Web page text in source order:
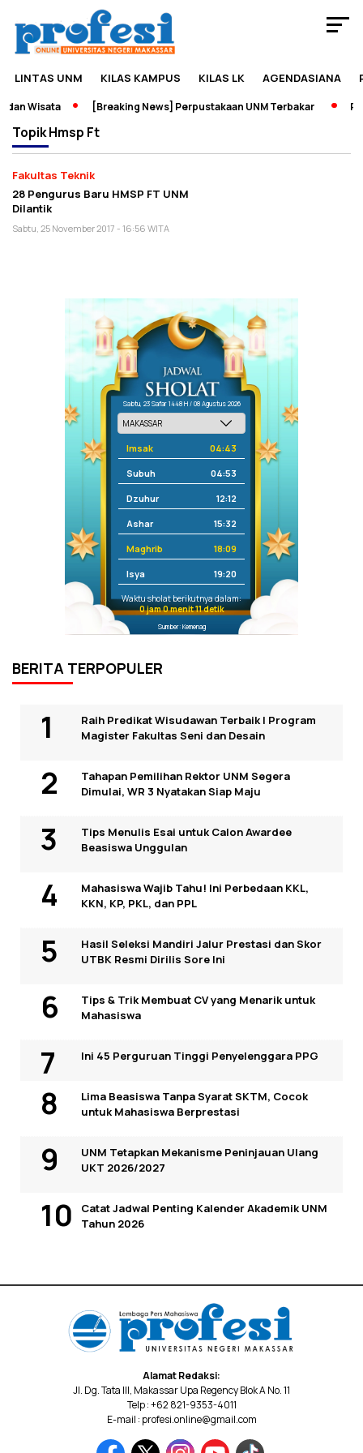
LINTAS UNM KILAS KAMPUS KILAS LK AGENDASIANA
Wisata [Breaking News] Perpustakaan UNM Terbakar
TopikHmsp Ft
Fakultas Teknik
28 Pengurus Baru HMSP FT UNM
Dilantik
Sabtu, 25 November 2017 - 16:56 WITA
Sabtu, 23 Safar 1448 H / 08 Agustus 2026
Imsak 04:43
Subuh 04:53
Dzuhur 12:12
Ashar 15:32
Maghrib 18:09
Isya 19:20
Waktu sholat berikutnya dalam:
0 jam 0 menit 11 detik
Sumber: Kemenag
BERITA TERPOPULER
Raih Predikat Wisudawan Terbaik I Program
Magister Fakultas Seni dan Desain
Tahapan Pemilihan Rektor UNM Segera
Dimulai, WR 3 Nyatakan Siap Maju
Tips Menulis Esai untuk Calon Awardee
Beasiswa Unggulan
Mahasiswa Wajib Tahu! Ini Perbedaan KKL,
KKN, KP, PKL, dan PPL
Hasil Seleksi Mandiri Jalur Prestasi dan Skor
UTBK Resmi Dirilis Sore Ini
Tips & Trik Membuat CV yang Menarik untuk
Mahasiswa
Ini 45 Perguruan Tinggi Penyelenggara PPG
Lima Beasiswa Tanpa Syarat SKTM, Cocok
untuk Mahasiswa Berprestasi
UNM Tetapkan Mekanisme Peninjauan Ulang
UKT 2026/2027
Catat Jadwal Penting Kalender Akademik UNM
Tahun 2026
Alamat Redaksi:
Jl. Dg. Tata III, Makassar Upa Regency Blok A No. 11
Telp : +62 821-9353-4011
E-mail : profesi.online@gmail.com